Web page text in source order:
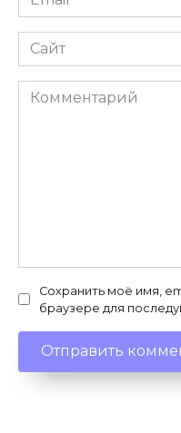
*
Сайт
Комментарий
Сохранить моё имя,
браузере для